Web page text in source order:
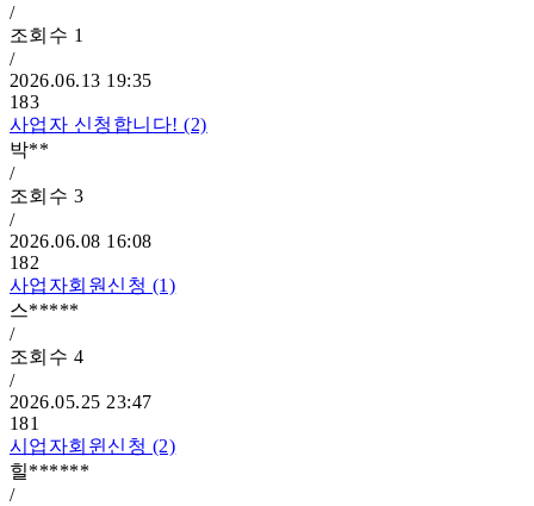
/
조회수 1
/
2026.06.13 19:35
183
사업자 신청합니다! (2)
박**
/
조회수 3
/
2026.06.08 16:08
182
사업자회원신청 (1)
스*****
/
조회수 4
/
2026.05.25 23:47
181
시업자회윈신청 (2)
힐******
/